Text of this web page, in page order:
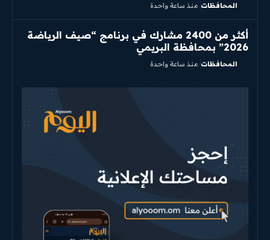
المحافظات منذ ساعة واحدة
أكثر من 2400 مشارك في برنامج “صيف الرياضة
2026” بمحافظة البريمي
المحافظات منذ ساعة واحدة